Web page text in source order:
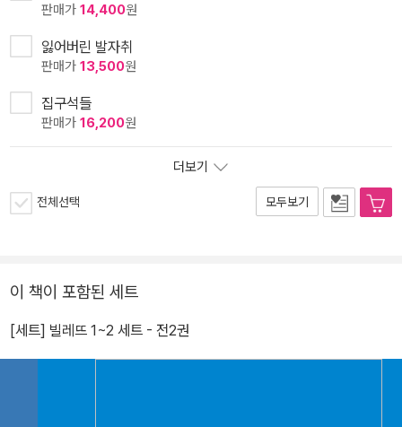
판매가 14,400원
잃어버린 발자취
판매가 13,500원
집구석들
판매가 16,200원
더보기
전체선택 모두보기
이 책이 포함된 세트
[세트] 빌레뜨 1~2 세트 - 전2권